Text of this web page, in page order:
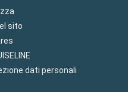
sito
dati personali